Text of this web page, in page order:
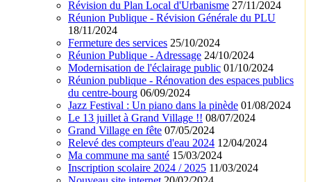
Révision du Plan Local d'Urbanisme 27/11/2024
Réunion Publique - Révision Générale du PLU
18/11/2024
Fermeture des services 25/10/2024
Réunion Publique - Adressage 24/10/2024
Modernisation de l'éclairage public 01/10/2024
Réunion publique - Rénovation des espaces publics
du centre-bourg 06/09/2024
Jazz Festival : Un piano dans la pinède 01/08/2024
Le 13 juillet à Grand Village !! 08/07/2024
Grand Village en fête 07/05/2024
Relevé des compteurs d'eau 2024 12/04/2024
Ma commune ma santé 15/03/2024
Inscription scolaire 2024 / 2025 11/03/2024